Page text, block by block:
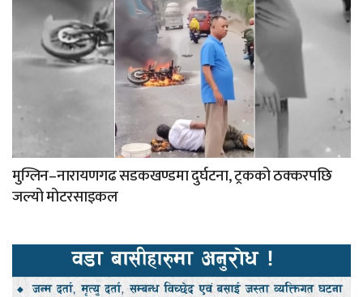
मुग्लिन–नारायणगढ सडकखण्डमा दुर्घटना, ट्रकको ठक्करपछि
जल्यो मोटरसाइकल